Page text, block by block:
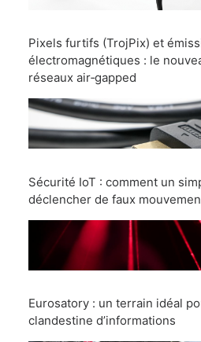
Pixels furtifs (TrojPix) et
électromagnétiques : le
réseaux air‑gapped
Sécurité IoT : comment un
déclencher de faux
Eurosatory : un terrain idéal
clandestine d’informations